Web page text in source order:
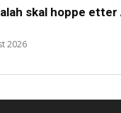
skal hoppe etter
2026